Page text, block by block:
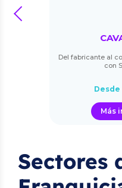
Del fabricante al
con
Desde
Más
prev
Sectores